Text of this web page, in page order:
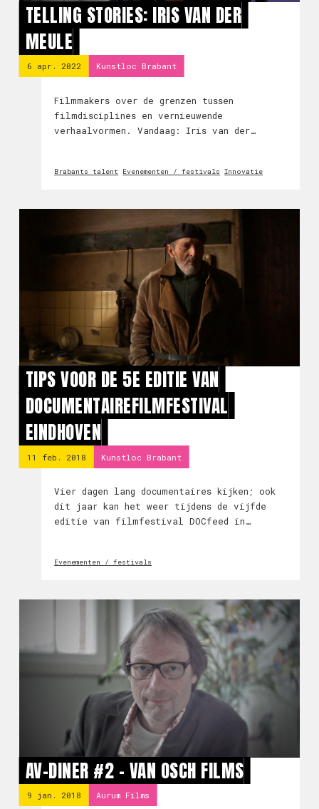
TELLING STORIES: IRIS VAN DER
MEULE
6 apr. 2022 Kunstloc Brabant
Filmmakers over de grenzen tussen
filmdisciplines en vernieuwende
verhaalvormen. Vandaag: Iris van der
Brabants talent Evenementen / festivals Innovatie
TIPS VOOR DE 5E EDITIE VAN
DOCUMENTAIREFILMFESTIVAL
EINDHOVEN
11 feb. 2018 Kunstloc Brabant
Vier dagen lang documentaires kijken; ook
dit jaar kan het weer tijdens de vijfde
editie van filmfestival DOCfeed in
oogst en prikkelende documentaires die
Evenementen / festivals
AV-DINER #2 - VAN OSCH FILMS
9 jan. 2018 Aurum Films